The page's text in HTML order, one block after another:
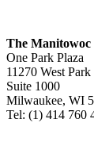
The Manitowoc
One Park Plaza
11270 West Park
Suite 1000
Milwaukee, WI
Tel: (1) 414 760